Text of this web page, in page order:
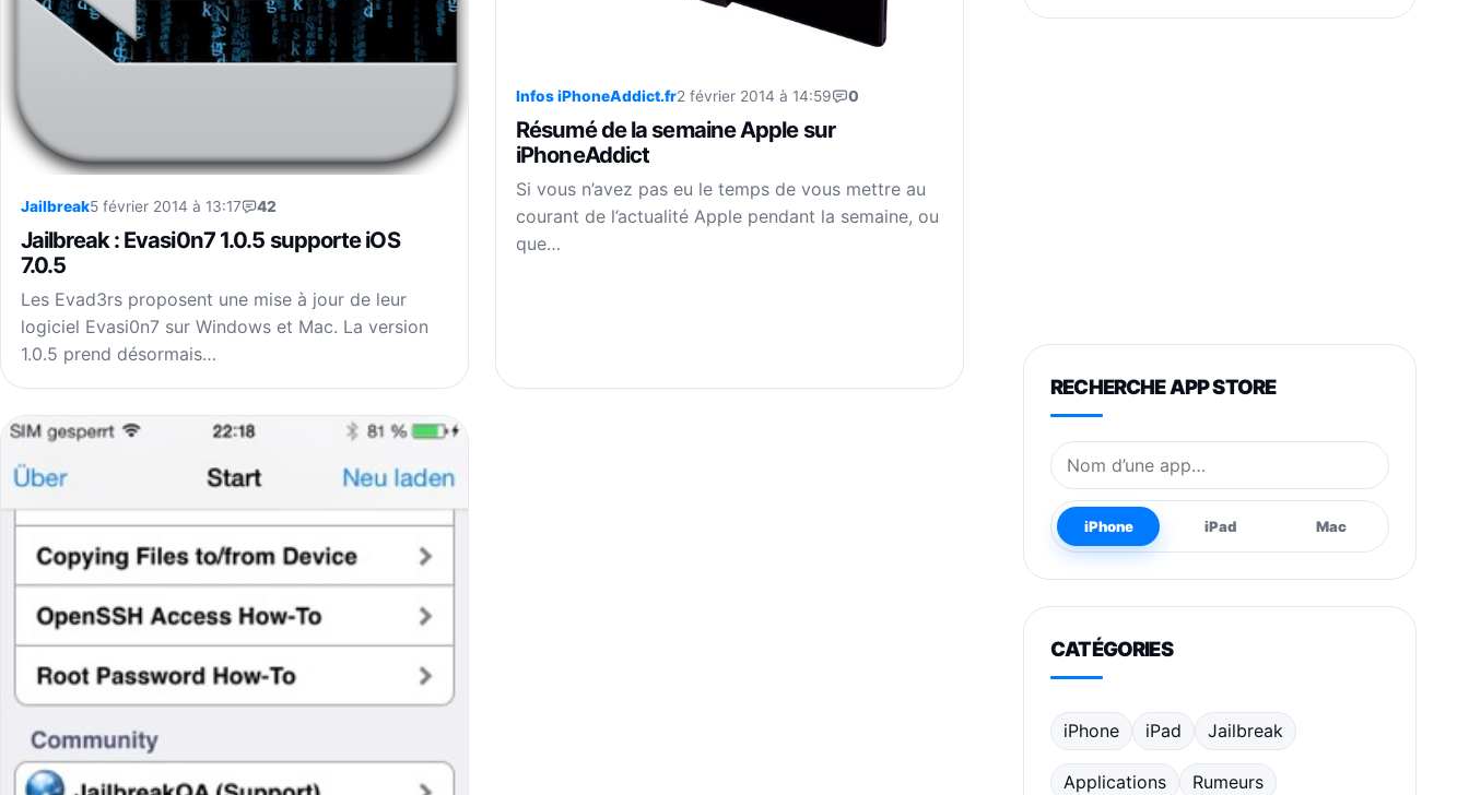
Jailbreak5 février 2014 à 13:17 42
Jailbreak : Evasi0n7 1.0.5 supporte iOS
7.0.5
Les Evad3rs proposent une mise à jour de leur
logiciel Evasi0n7 sur Windows et Mac. La version
1.0.5 prend désormais…
Infos iPhoneAddict.fr2 février 2014 à 14:59 0
Résumé de la semaine Apple sur
iPhoneAddict
Si vous n’avez pas eu le temps de vous mettre au
courant de l’actualité Apple pendant la semaine, ou
que…
RECHERCHE APP STORE
Nom de l’application
iPhone iPad Mac
CATÉGORIES
iPhone iPad Jailbreak
Applications Rumeurs